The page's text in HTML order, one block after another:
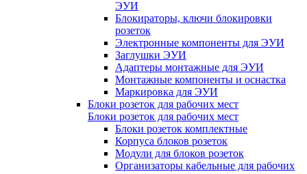
ЭУИ
Блокираторы, ключи блокировки
розеток
Электронные компоненты для ЭУИ
Заглушки ЭУИ
Адаптеры монтажные для ЭУИ
Монтажные компоненты и оснастка
Маркировка для ЭУИ
Блоки розеток для рабочих мест
Блоки розеток для рабочих мест
Блоки розеток комплектные
Корпуса блоков розеток
Модули для блоков розеток
Организаторы кабельные для рабочих